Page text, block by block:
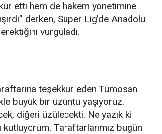
etti hem de hakem yönetimine
derken, Süper Lig’de Anadolu
vurguladı.
teşekkür eden Tümosan
büyük bir üzüntü yaşıyoruz.
diğeri üzülecekti. Ne yazık ki
Taraftarlarımız bugün